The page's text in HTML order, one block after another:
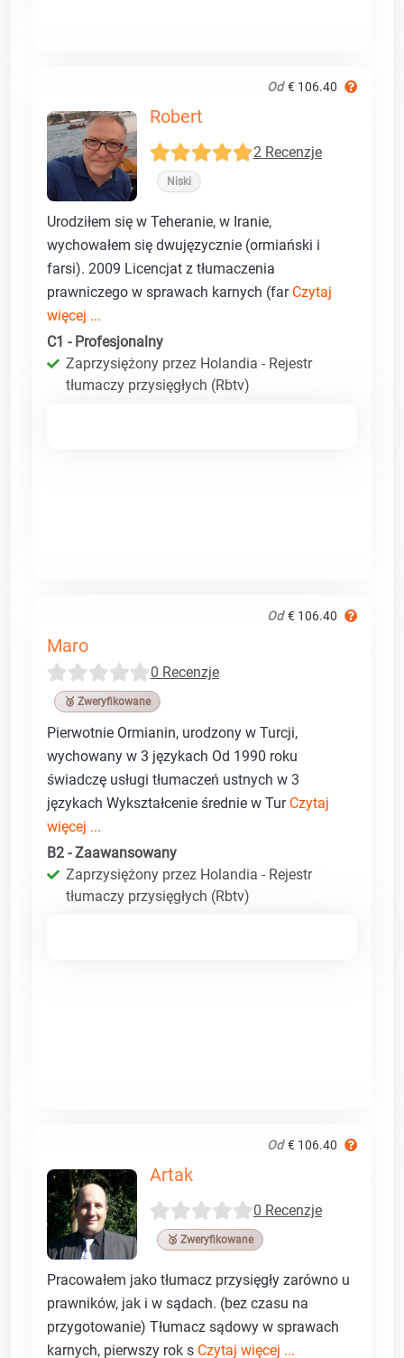
Od € 106.40
Robert
2 Recenzje
Niski
Urodziłem się w Teheranie, w Iranie,
wychowałem się dwujęzycznie (ormiański i
farsi). 2009 Licencjat z tłumaczenia
prawniczego w sprawach karnych (far Czytaj
więcej ...
C1 - Profesjonalny
Zaprzysiężony przez Holandia - Rejestr
tłumaczy przysięgłych (Rbtv)
Od € 106.40
Maro
0 Recenzje
🥉 Zweryfikowane
Pierwotnie Ormianin, urodzony w Turcji,
wychowany w 3 językach Od 1990 roku
świadczę usługi tłumaczeń ustnych w 3
językach Wykształcenie średnie w Tur Czytaj
więcej ...
B2 - Zaawansowany
Zaprzysiężony przez Holandia - Rejestr
tłumaczy przysięgłych (Rbtv)
Od € 106.40
Artak
0 Recenzje
🥉 Zweryfikowane
Pracowałem jako tłumacz przysięgły zarówno u
prawników, jak i w sądach. (bez czasu na
przygotowanie) Tłumacz sądowy w sprawach
karnych, pierwszy rok s Czytaj więcej ...